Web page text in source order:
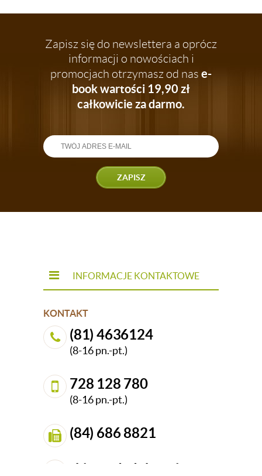
Zapisz się do newslettera a oprócz
informacji o nowościach i
promocjach otrzymasz od nas e-
book wartości 19,90 zł
całkowicie za darmo.
ZAPISZ
INFORMACJE KONTAKTOWE
KONTAKT
(81) 4636124
(8-16 pn.-pt.)
728 128 780
(8-16 pn.-pt.)
(84) 686 8821
sklep@dedekor.pl